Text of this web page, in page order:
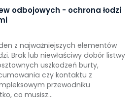
odbojowych - ochrona łodzi
z najważniejszych elementów
Brak lub niewłaściwy dobór listwy
uszkodzeń burty,
czy kontaktu z
przewodniku
co musisz...